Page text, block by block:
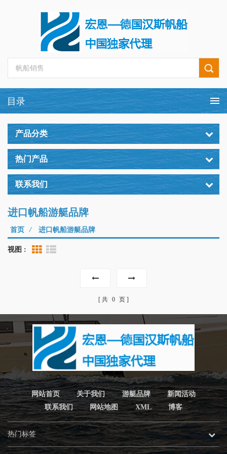
产品分类
热门产品
联系我们
进口帆船游艇品牌
首页 / 进口帆船游艇品牌
视图 : Grid View
共 0 页
网站首页 关于我们 游艇品牌
新闻活动
联系我们
网站地图 XML 博客
热门标签